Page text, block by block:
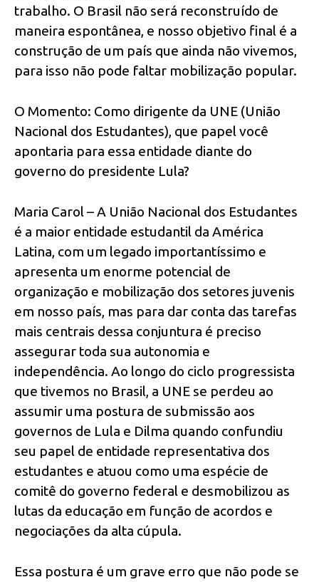
trabalho. O Brasil não será reconstruído de
maneira espontânea, e nosso objetivo final é a
construção de um país que ainda não vivemos,
para isso não pode faltar mobilização popular.
O Momento: Como dirigente da UNE (União
Nacional dos Estudantes), que papel você
apontaria para essa entidade diante do
governo do presidente Lula?
Maria Carol – A União Nacional dos Estudantes
é a maior entidade estudantil da América
Latina, com um legado importantíssimo e
apresenta um enorme potencial de
organização e mobilização dos setores juvenis
em nosso país, mas para dar conta das tarefas
mais centrais dessa conjuntura é preciso
assegurar toda sua autonomia e
independência. Ao longo do ciclo progressista
que tivemos no Brasil, a UNE se perdeu ao
assumir uma postura de submissão aos
governos de Lula e Dilma quando confundiu
seu papel de entidade representativa dos
estudantes e atuou como uma espécie de
comitê do governo federal e desmobilizou as
lutas da educação em função de acordos e
negociações da alta cúpula.
Essa postura é um grave erro que não pode se